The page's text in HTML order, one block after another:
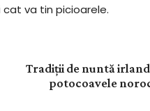
va tin picioarele.
Tradiții de nuntă
potocoavele